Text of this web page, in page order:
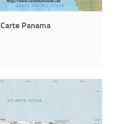
Carte Panama